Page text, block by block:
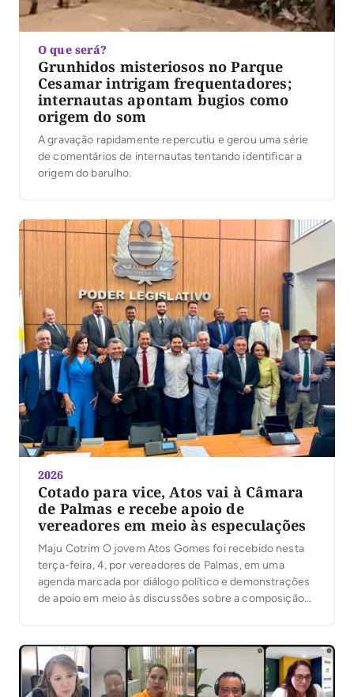
O que será?
Grunhidos misteriosos no Parque
Cesamar intrigam frequentadores;
internautas apontam bugios como
origem do som
A gravação rapidamente repercutiu e gerou uma série
de comentários de internautas tentando identificar a
origem do barulho.
2026
Cotado para vice, Atos vai à Câmara
de Palmas e recebe apoio de
vereadores em meio às especulações
Maju Cotrim O jovem Atos Gomes foi recebido nesta
terça-feira, 4, por vereadores de Palmas, em uma
agenda marcada por diálogo político e demonstrações
de apoio em meio às discussões sobre a composição
conversou com Atos e muitos manifestaram […]